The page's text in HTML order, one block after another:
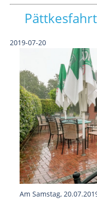
2019-07-20
Am Samstag,